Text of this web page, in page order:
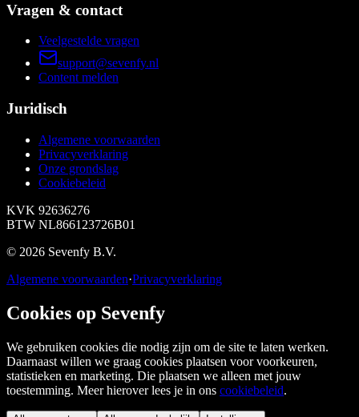
Vragen & contact
Veelgestelde vragen
support@sevenfy.nl
Content melden
Juridisch
Algemene voorwaarden
Privacyverklaring
Onze grondslag
Cookiebeleid
KVK 92636276
BTW NL866123726B01
© 2026 Sevenfy B.V.
Algemene voorwaarden·Privacyverklaring
Cookies op Sevenfy
We gebruiken cookies die nodig zijn om de site te laten werken.
Daarnaast willen we graag cookies plaatsen voor voorkeuren,
statistieken en marketing. Die plaatsen we alleen met jouw
toestemming. Meer hierover lees je in ons cookiebeleid.